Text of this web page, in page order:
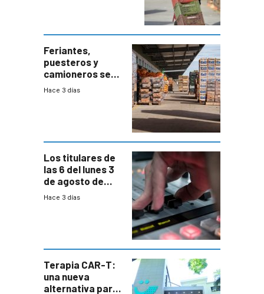
Feriantes,
puesteros y
camioneros se
movilizaron en
Hace 3 días
Los titulares de
las 6 del lunes 3
de agosto de
2026
Hace 3 días
Terapia CAR-T:
una nueva
alternativa para